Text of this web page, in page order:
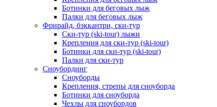
Ботинки для беговых лыж
Палки для беговых лыж
Фрирайд, бэккантри, ски-тур
Ски-тур (ski-tour) лыжи
Крепления для ски-тур (ski-tour)
Ботинки для ски-тур (ski-tour)
Палки для ски-тур
Сноубординг
Сноуборды
Крепления, стрепы для сноуборда
Ботинки для сноуборда
Чехлы для сноубордов